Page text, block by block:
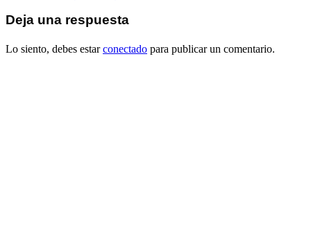
Deja una respuesta
Lo siento, debes estarconectado para publicar un comentario.